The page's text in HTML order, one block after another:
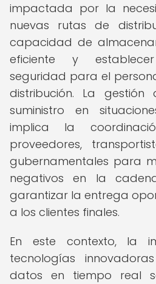
impactada por la
nuevas rutas de
capacidad de
eficiente y
seguridad para el
distribución. La
suministro en
implica la
proveedores,
gubernamentales para
negativos en la
garantizar la entrega
a los clientes finales.
En este contexto, la
tecnologías
datos en tiempo real